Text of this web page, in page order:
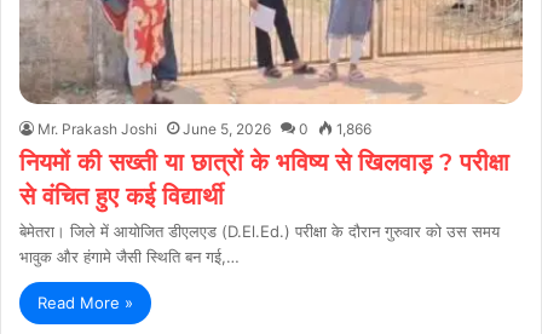
Mr. Prakash Joshi June 5, 2026 0 1,866
नियमों की सख्ती या छात्रों के भविष्य से खिलवाड़ ? परीक्षा
से वंचित हुए कई विद्यार्थी
बेमेतरा। जिले में आयोजित डीएलएड (D.El.Ed.) परीक्षा के दौरान गुरुवार को उस समय
भावुक और हंगामे जैसी स्थिति बन गई,…
Read More »